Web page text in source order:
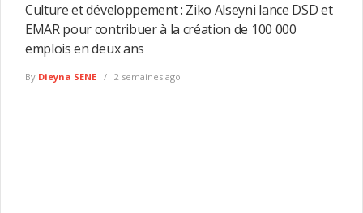
Culture et développement : Ziko Alseyni lance DSD et
EMAR pour contribuer à la création de 100 000
emplois en deux ans
By Dieyna SENE 2 semaines ago